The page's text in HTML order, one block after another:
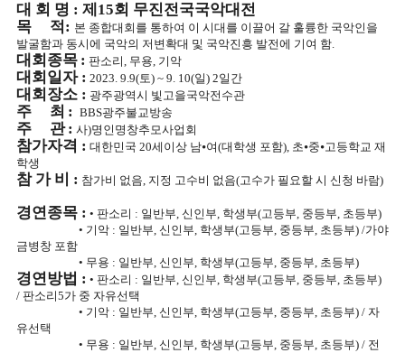
대 회 명 : 제 15회 무진전국국악대전
목 적 : 본 종합대회를 통하여 이 시대를 이끌어 갈 훌륭한 국악인을
발굴함과 동시에 국악의 저변확대 및 국악진흥 발전에 기여 함.
대회종목 : 판소리, 무용, 기악
대회일자 : 2023. 9.9(토) ~ 9. 10(일) 2일간
대회장소 : 광주광역시 빛고을국악전수관
주 최 : BBS광주불교방송
주 관 : 사)명인명창추모사업회
참가자격 : 대한민국 20세이상 남⦁여(대학생 포함), 초⦁중⦁고등학교 재
학생
참 가 비 : 참가비 없음, 지정 고수비 없음(고수가 필요할 시 신청 바람)
경연종목 : • 판소리 : 일반부, 신인부, 학생부(고등부, 중등부, 초등부)
• 기악 : 일반부, 신인부, 학생부(고등부, 중등부, 초등부) /가야
금병창 포함
• 무용 : 일반부, 신인부, 학생부(고등부, 중등부, 초등부)
경연방법 : • 판소리 : 일반부, 신인부, 학생부(고등부, 중등부, 초등부)
/ 판소리5가 중 자유선택
• 기악 : 일반부, 신인부, 학생부(고등부, 중등부, 초등부) / 자
유선택
• 무용 : 일반부, 신인부, 학생부(고등부, 중등부, 초등부) / 전